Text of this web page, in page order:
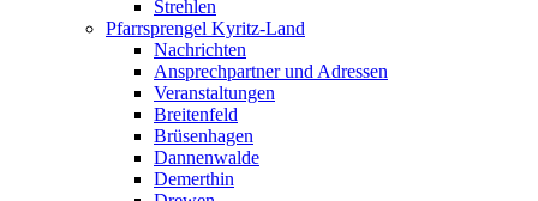
Strehlen
Pfarrsprengel Kyritz-Land
Nachrichten
Ansprechpartner und Adressen
Veranstaltungen
Breitenfeld
Brüsenhagen
Dannenwalde
Demerthin